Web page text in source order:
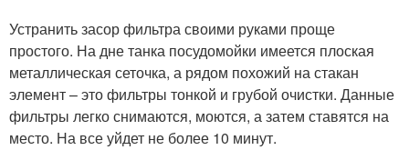
Устранить засор фильтра своими руками проще
простого. На дне танка посудомойки имеется плоская
металлическая сеточка, а рядом похожий на стакан
элемент – это фильтры тонкой и грубой очистки. Данные
фильтры легко снимаются, моются, а затем ставятся на
место. На все уйдет не более 10 минут.